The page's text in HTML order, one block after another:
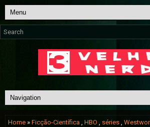
Home » Ficção-Científica , HBO , séries ,